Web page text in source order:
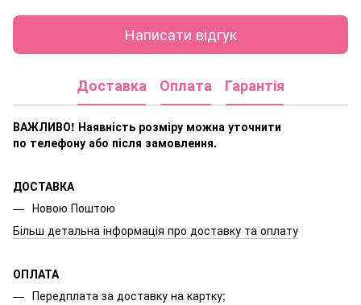
Написати відгук
Доставка Оплата Гарантія
ВАЖЛИВО! Наявність розміру можна уточнити
по телефону або після замовлення.
ДОСТАВКА
Новою Поштою
Більш детальна інформація про доставку та оплату
ОПЛАТА
Передплата за доставку на картку;